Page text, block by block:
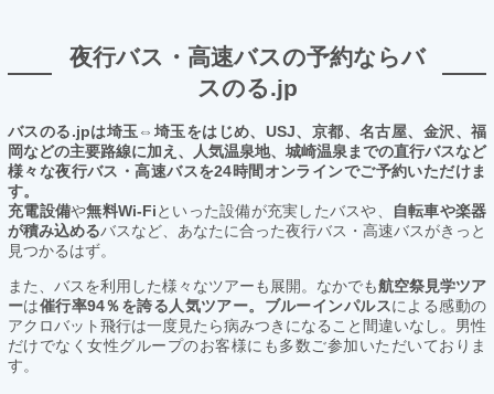
夜行バス・高速バスの予約ならバ
スのる.jp
バスのる.jpは埼玉⇔埼玉をはじめ、USJ、京都、名古屋、金沢、福
岡などの主要路線に加え、人気温泉地、城崎温泉までの直行バスなど
様々な夜行バス・高速バスを24時間オンラインでご予約いただけま
す。
充電設備や無料Wi-Fiといった設備が充実したバスや、
自転車や楽器
が積み込めるバスなど、あなたに合った夜行バス・高速バスがきっと
見つかるはず。
また、バスを利用した様々なツアーも展開。なかでも航空祭見学ツア
ーは催行率94％を誇る人気ツアー。ブルーインパルスによる感動の
アクロバット飛行は一度見たら病みつきになること間違いなし。男性
だけでなく女性グループのお客様にも多数ご参加いただいておりま
す。